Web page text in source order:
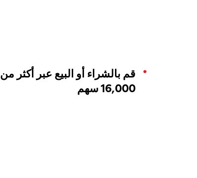
قم بالشراء أو البيع عبر أكثر من
16,000 سهم